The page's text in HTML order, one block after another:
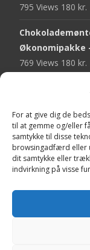
For at give dig de
til at gemme og/eller
samtykke til disse
browsingadfærd eller
dit samtykke eller
indvirkning på visse
795 Views 180 kr.
Økonomipakke
769 Views 180 kr.
Malaco
Pringles Hot &
745 Views40 kr.
Fini